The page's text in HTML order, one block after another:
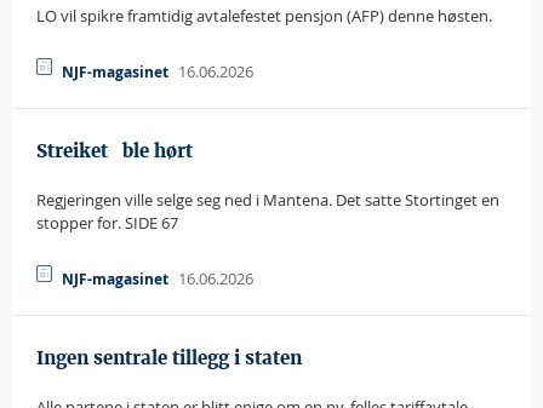
LO vil spikre framtidig avtalefestet pensjon (AFP) denne høsten.
NJF-magasinet 16.06.2026
Streiket   ble hørt
Regjeringen ville selge seg ned i Mantena. Det satte Stortinget en
stopper for. SIDE 67
NJF-magasinet 16.06.2026
Ingen sentrale tillegg i staten